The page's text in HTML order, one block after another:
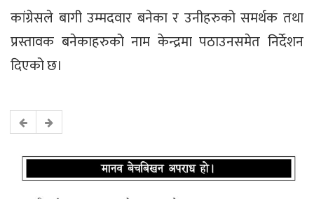
कांग्रेसले बागी उम्मदवार बनेका र उनीहरुको समर्थक तथा
प्रस्तावक बनेकाहरुको नाम केन्द्रमा पठाउनसमेत निर्देशन
दिएको छ।